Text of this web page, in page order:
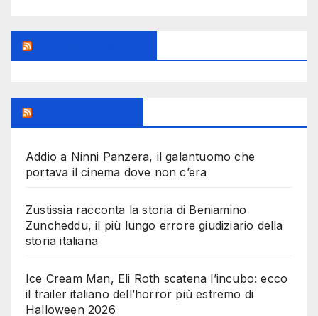
Addio a Ninni Panzera, il galantuomo che
portava il cinema dove non c’era
Zustissia racconta la storia di Beniamino
Zuncheddu, il più lungo errore giudiziario della
storia italiana
Ice Cream Man, Eli Roth scatena l’incubo: ecco
il trailer italiano dell’horror più estremo di
Halloween 2026